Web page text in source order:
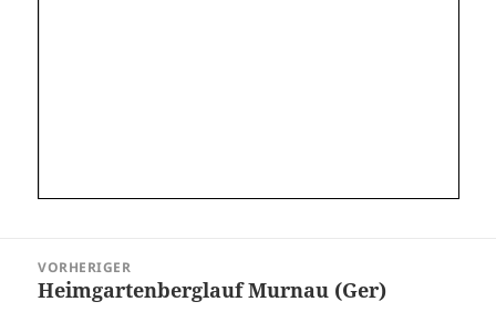
VORHERIGER
Vorheriger
Heimgartenberglauf Murnau (Ger)